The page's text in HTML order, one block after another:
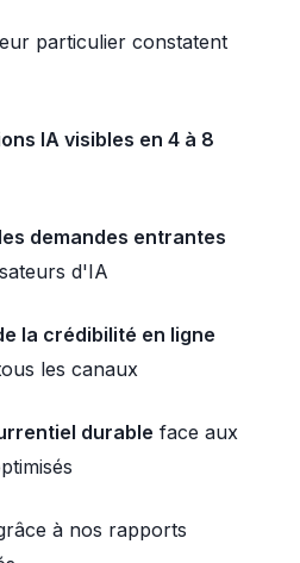
particulier constatent
IA visibles en 4 à 8
demandes entrantes
d'IA
la crédibilité en ligne
les canaux
durable face aux
à nos rapports